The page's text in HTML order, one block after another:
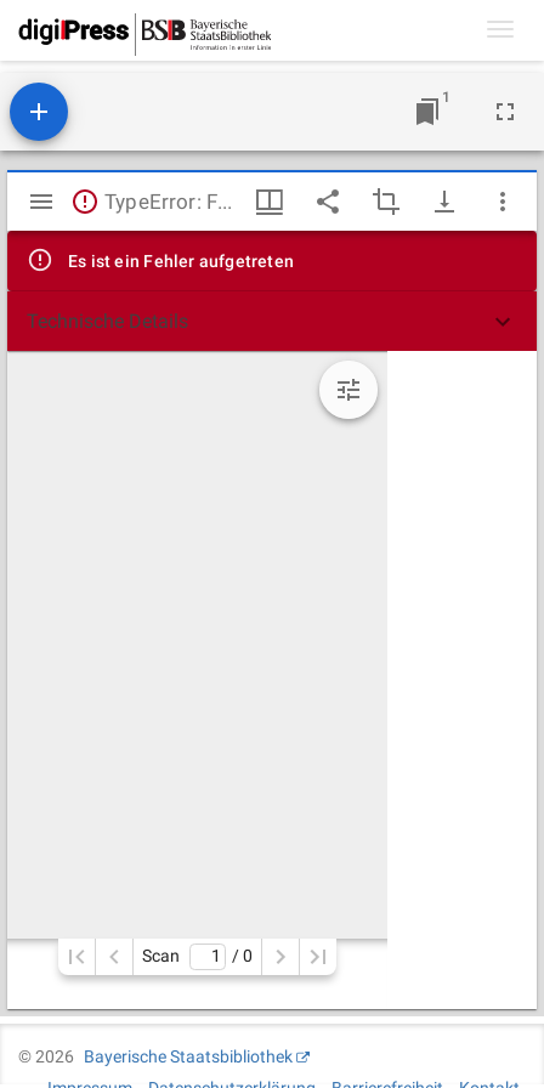
1
Mirador
Viewer
TypeError: Failed to fetch
Es ist ein Fehler aufgetreten
Technische Details
Scan / 0
©2026
Bayerische Staatsbibliothek